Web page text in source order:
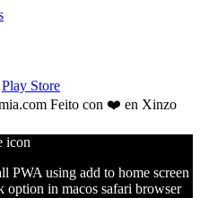
Play Store
Feito con ❤️ en Xinzo
PWA using add to home screen
option in macos safari browser